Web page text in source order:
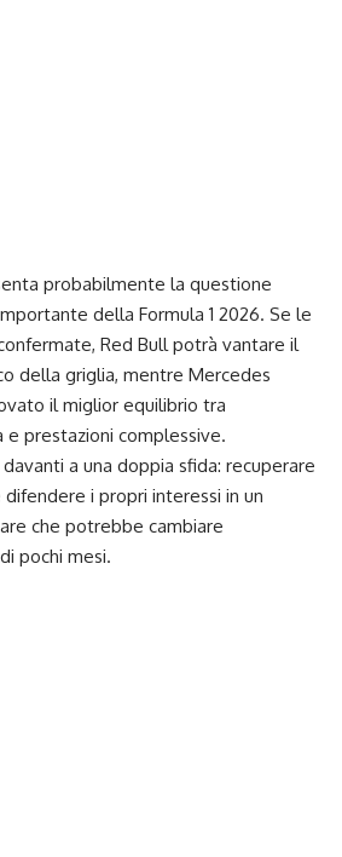
probabilmente la questione
della Formula 1 2026. Se le
Red Bull potrà vantare il
della griglia, mentre Mercedes
il miglior equilibrio tra
prestazioni complessive.
a una doppia sfida: recuperare
i propri interessi in un
che potrebbe cambiare
pochi mesi.